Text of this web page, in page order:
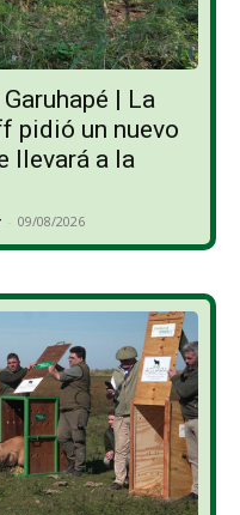
| La
pidió un nuevo
llevará a la
- 09/08/2026